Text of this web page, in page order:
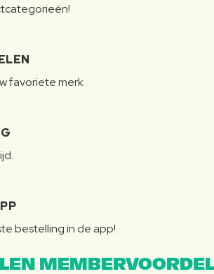
favoriete merk
bestelling in de app!